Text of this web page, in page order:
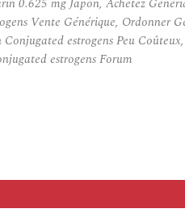
Vente Générique, Ordonner
estrogens Peu
estrogens Forum